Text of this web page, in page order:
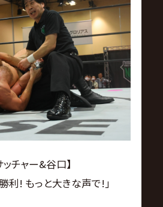
チャー&谷口】
利! もっと大きな声で!｣